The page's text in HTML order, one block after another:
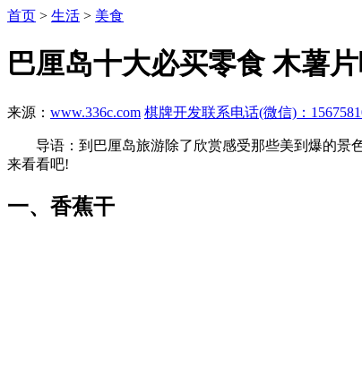
首页 > 生活 > 美食
巴厘岛十大必买零食 木薯
来源： www.336c.com 棋牌开发联系电话(微信)：
导语：到巴厘岛旅游除了欣赏感受那些美到爆的景
来看看吧!
一、香蕉干